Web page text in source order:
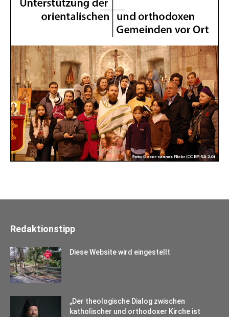
Redaktionstipp
Diese Website wird eingestellt
„Der theologische Dialog zwischen
katholischer und orthodoxer Kirche ist